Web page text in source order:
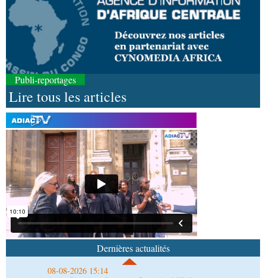
Publi-reportages
Lire tous les articles
Dernières actualités
08-08-2026 16:30
SociétéLutte contre les épidémies : les employés
de la maison de retraite Kambissi en formation
08-08-2026 16:00
SociétéDistinction : Darrel Ornelle Elion Assiana
promue maître-assistant Cames
08-08-2026 15:14
Coupe du Congo de football : JST, Inter,
Cara et V Club qualifiés pour les demi-finales
08-08-2026 15:00